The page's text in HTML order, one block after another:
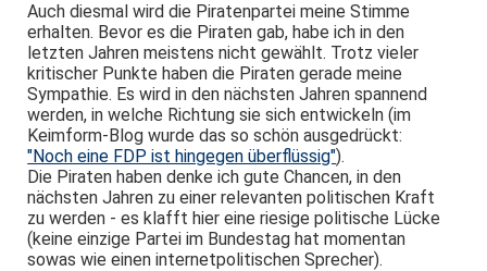
Auch diesmal wird die Piratenpartei meine Stimme
erhalten. Bevor es die Piraten gab, habe ich in den
letzten Jahren meistens nicht gewählt. Trotz vieler
kritischer Punkte haben die Piraten gerade meine
Sympathie. Es wird in den nächsten Jahren spannend
werden, in welche Richtung sie sich entwickeln (im
Keimform-Blog wurde das so schön ausgedrückt:
"Noch eine FDP ist hingegen überflüssig").
Die Piraten haben denke ich gute Chancen, in den
nächsten Jahren zu einer relevanten politischen Kraft
zu werden - es klafft hier eine riesige politische Lücke
(keine einzige Partei im Bundestag hat momentan
sowas wie einen internetpolitischen Sprecher).